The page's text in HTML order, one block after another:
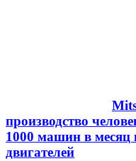
производство
1000 машин в
двигателей